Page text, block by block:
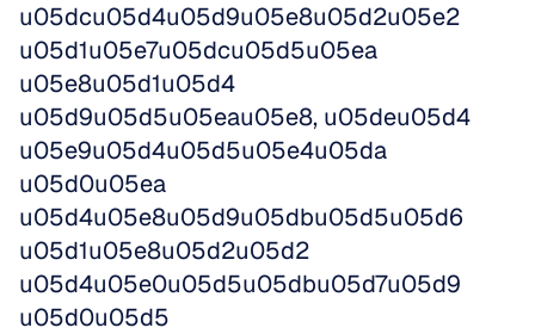
u05dcu05d4u05d9u05e8u05d2u05e2
u05d1u05e7u05dcu05d5u05ea
u05e8u05d1u05d4
u05d9u05d5u05eau05e8, u05deu05d4
u05e9u05d4u05d5u05e4u05da
u05d0u05ea
u05d4u05e8u05d9u05dbu05d5u05d6
u05d1u05e8u05d2u05d2
u05d4u05e0u05d5u05dbu05d7u05d9
u05d0u05d5